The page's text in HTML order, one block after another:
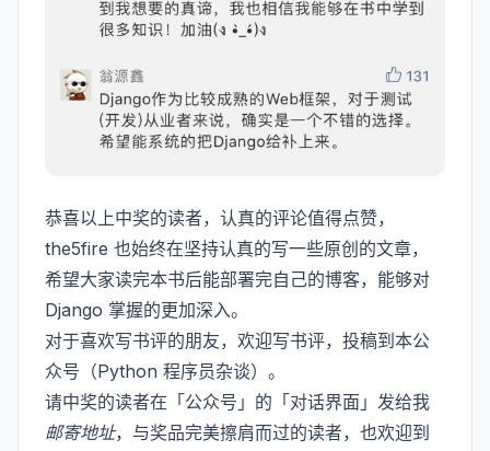
恭喜以上中奖的读者，认真的评论值得点赞，
the5fire 也始终在坚持认真的写一些原创的文章，
希望大家读完本书后能部署完自己的博客，能够对
Django 掌握的更加深入。
对于喜欢写书评的朋友，欢迎写书评，投稿到本公
众号（Python 程序员杂谈）。
请中奖的读者在「公众号」的「对话界面」发给我
邮寄地址，与奖品完美擦肩而过的读者，也欢迎到